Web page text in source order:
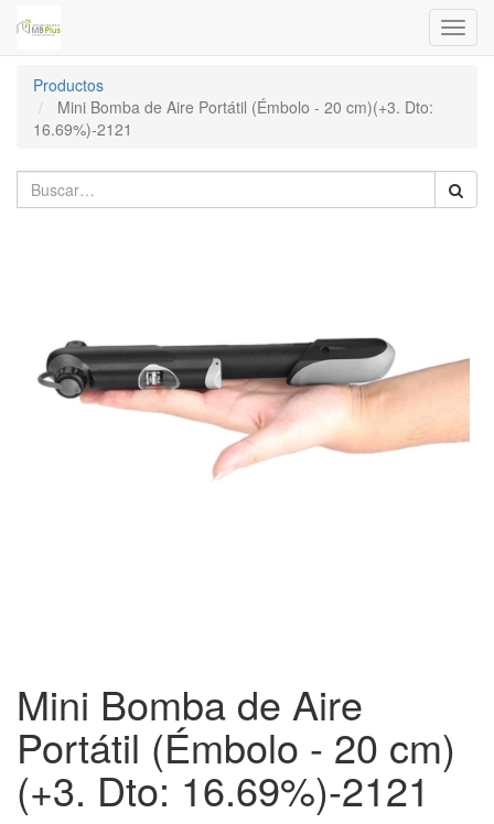
Menú
de
Productos
Mini Bomba de Aire Portátil (Émbolo - 20 cm)(+3. Dto:
16.69%)-2121
Mini Bomba de Aire
Portátil (Émbolo - 20 cm)
(+3. Dto: 16.69%)-2121